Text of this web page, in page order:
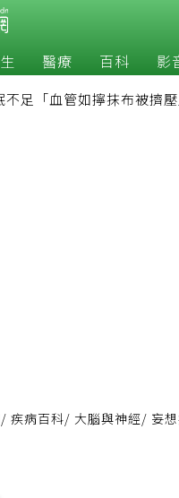
醫療 百科 影
不足「血管如擰抹布被擠
/ 疾病百科/ 大腦與神經/ 妄